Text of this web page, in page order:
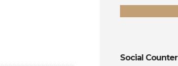
Social Counter